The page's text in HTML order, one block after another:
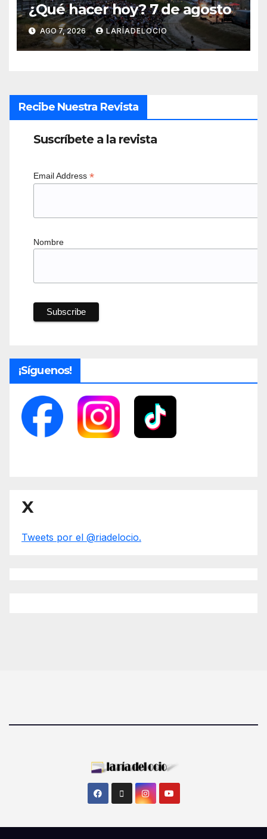
¿Qué hacer hoy? 7 de agosto
AGO 7, 2026 LARÍADELOCIO
Recibe Nuestra Revista
Suscríbete a la revista
Email Address *
Nombre
¡Síguenos!
X
Tweets por el @riadelocio.